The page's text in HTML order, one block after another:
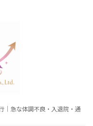
｜急な体調不良・入退院・通